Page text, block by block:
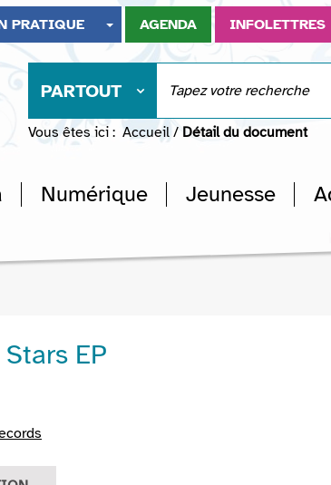
PRATIQUE AGENDA INFOLETTRES
PARTOUT
Vous êtes ici : Accueil / Détail du document
Numérique Jeunesse
EP